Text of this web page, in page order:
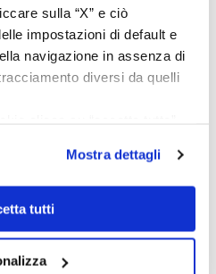
sulla “X” e ciò
impostazioni di default e
navigazione in assenza di
diversi da quelli
laprivacy policye la
Mostra dettagli
tutti
Originalpräsentation
ich den Händler aufgrund
Abwicklung, hoffe
mehr Wert auf
Präsentation gelegt wird.